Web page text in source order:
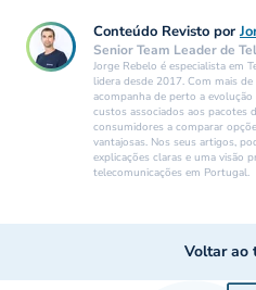
Conteúdo Revisto por
Senior Team Leader de
Jorge Rebelo é especialista em
lidera desde 2017. Com mais
acompanha de perto a
custos associados aos pacotes
consumidores a comparar
vantajosas. Nos seus artigos,
explicações claras e uma visão
telecomunicações em Portugal.
Voltar ao